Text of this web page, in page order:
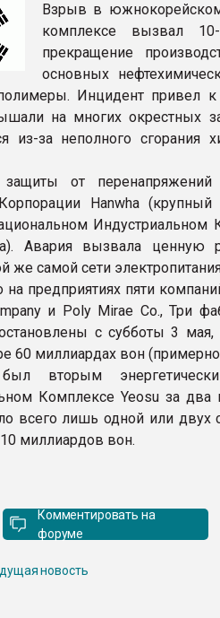
Взрыв в южнокорейском
комплексе вызвал
прекращение
основных
Инцидент привел
на многих окрестных
из-за неполного сгорания
защиты от
Hanwha
Авария вызвала ценную
же самой сети
на предприятиях пяти
и Poly Mirae Co., Три
с субботы 3
60 миллиардах вон
вторым
Комплексе Yeosu за
всего лишь одной или двух
миллиардов вон.
Комментировать на
форуме
новость